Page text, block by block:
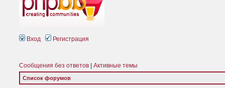
Вход Регистрация
Сообщения без ответов Активные темы
Список форумов